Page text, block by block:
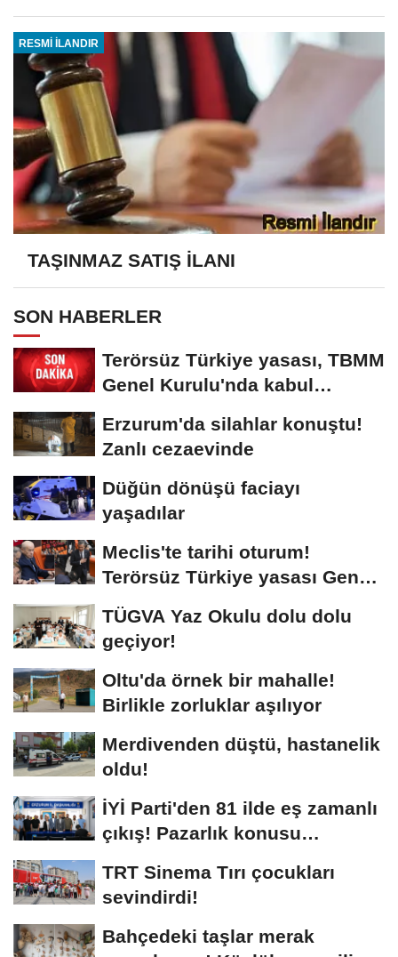
RESMİ İLANDIR
TAŞINMAZ SATIŞ İLANI
SON HABERLER
Terörsüz Türkiye yasası, TBMM
Genel Kurulu'nda kabul
Erzurum'da silahlar konuştu!
Zanlı cezaevinde
Düğün dönüşü faciayı
yaşadılar
Meclis'te tarihi oturum!
Terörsüz Türkiye yasası Genel
Kurul'da
TÜGVA Yaz Okulu dolu dolu
geçiyor!
Oltu'da örnek bir mahalle!
Birlikle zorluklar aşılıyor
Merdivenden düştü, hastanelik
oldu!
İYİ Parti'den 81 ilde eş zamanlı
çıkış! Pazarlık konusu
TRT Sinema Tırı çocukları
sevindirdi!
Bahçedeki taşlar merak